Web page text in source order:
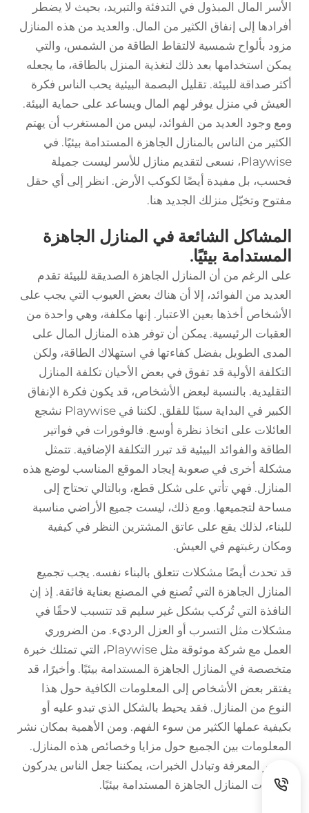
الأسر المال المبذول في التدفئة والتبريد، بحيث لا يضطر
أفرادها إلى إنفاق الكثير من المال. والعديد من هذه المنازل
مزود بألواح شمسية لالتقاط الطاقة من الشمس، والتي
يمكن استخدامها بعد ذلك لتغذية المنزل بالطاقة، ما يجعله
أكثر صداقة للبيئة. تقليل البصمة البيئية يحب الناس فكرة
العيش في منزل يوفر لهم المال ويساعد على حماية البيئة.
ومع وجود العديد من الفوائد، ليس من المستغرب أن يهتم
الكثير من الناس بالمنازل الجاهزة المستدامة بيئيًا. في
Playwise، نسعى لتقديم منازل للأسر ليست جميلة
فحسب، بل مفيدة أيضًا لكوكب الأرض. انظر إلى أي حقل
مفتوح وتخيّل منزلك الجديد هنا.
المشاكل الشائعة في المنازل الجاهزة
المستدامة بيئيًا.
على الرغم من أن المنازل الجاهزة الصديقة للبيئة تقدم
العديد من الفوائد، إلا أن هناك بعض العيوب التي يجب على
الأشخاص أخذها بعين الاعتبار. إنها مكلفة، وهي واحدة من
العقبات الرئيسية. يمكن أن توفر هذه المنازل المال على
المدى الطويل بفضل كفاءتها في استهلاك الطاقة، ولكن
التكلفة الأولية قد تفوق في بعض الأحيان تكلفة المنازل
التقليدية. بالنسبة لبعض الأشخاص، قد يكون فكرة الإنفاق
الكبير في البداية سببًا للقلق. لكننا في Playwise نشجع
العائلات على اتخاذ نظرة أوسع. فالوفورات في فواتير
الطاقة والفوائد البيئية قد تبرر التكلفة الإضافية. تتمثل
مشكلة أخرى في صعوبة إيجاد الموقع المناسب لوضع هذه
المنازل. فهي تأتي على شكل قطع، وبالتالي تحتاج إلى
مساحة لتجميعها. ومع ذلك، ليست جميع الأراضي مناسبة
للبناء، لذلك يقع على عاتق المشترين النظر في كيفية
ومكان رغبتهم في العيش.
قد تحدث أيضًا مشكلات تتعلق بالبناء نفسه. يجب تجميع
المنازل الجاهزة التي تُصنع في المصنع بعناية فائقة. إذ إن
النافذة التي تُركب بشكل غير سليم قد تتسبب لاحقًا في
مشكلات مثل التسرب أو العزل الرديء. من الضروري
العمل مع شركة موثوقة مثل Playwise، التي تمتلك خبرة
متخصصة في المنازل الجاهزة المستدامة بيئيًا. وأخيرًا، قد
يفتقر بعض الأشخاص إلى المعلومات الكافية حول هذا
النوع من المنازل. فقد يحيط بالشكل الذي تبدو عليه أو
بكيفية عملها الكثير من سوء الفهم. ومن الأهمية بمكان نشر
المعلومات بين الجميع حول مزايا وخصائص هذه المنازل.
وبنشر المعرفة وتبادل الخبرات، يمكننا جعل الناس يدركون
إمكانيات المنازل الجاهزة المستدامة بيئيًا.